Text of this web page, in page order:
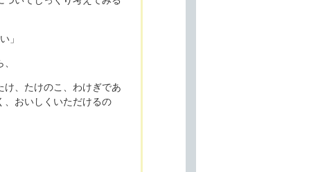
」
け、たけのこ、わけぎであ
、おいしくいただけるの